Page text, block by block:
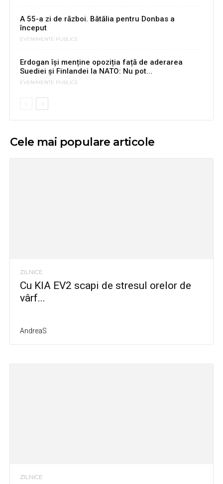
A 55-a zi de război. Bătălia pentru Donbas a
început
EVENIMENTE PUBLICE
Erdogan își menține opoziția față de aderarea
Suediei și Finlandei la NATO: Nu pot...
EVENIMENTE PUBLICE
Cele mai populare articole
ZILNICE
Cu KIA EV2 scapi de stresul orelor de
vârf...
AndreaS
ZILNICE